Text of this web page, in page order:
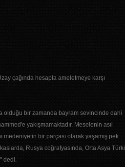
çağında hesapla ameletmeye karşı
olduğu bir zamanda bayram sevincinde dahi
yakışmamaktadır. Meselenin asıl
medeniyetin bir parçası olarak yaşamış pek
Rusya coğrafyasında, Orta Asya Türki
dedi.